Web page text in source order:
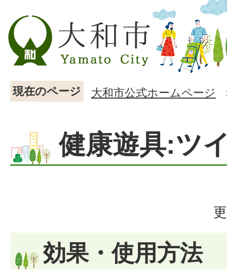
現在のページ 大和市公式ホームページ
健康遊具:ツ
効果・使用方法